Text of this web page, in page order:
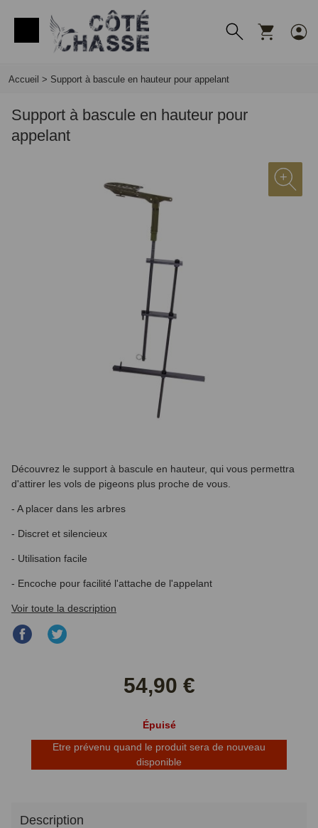
Accueil > Support à bascule en hauteur pour appelant
Support à bascule en hauteur pour
appelant
Découvrez le support à bascule en hauteur, qui vous permettra
d'attirer les vols de pigeons plus proche de vous.
- A placer dans les arbres
- Discret et silencieux
- Utilisation facile
- Encoche pour facilité l'attache de l'appelant
Voir toute la description
Partager
54,90 €
Épuisé
Etre prévenu quand le produit sera de nouveau
disponible
Description